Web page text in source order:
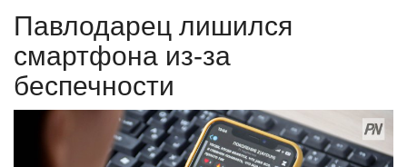
ПАВЛОДАРСКАЯ ОБЛАСТЬ
КАЗАХСТАН
Павлодарец лишился
смартфона из-за
беспечности